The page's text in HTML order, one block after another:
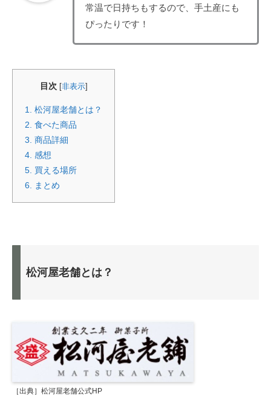
常温で日持ちもするので、手土産にも
ぴったりです！
目次 [非表示]
1.
松河屋老舗とは？
2. 食べた商品
3. 商品詳細
4. 感想
5. 買える場所
6.
まとめ
松河屋老舗とは？
［出典］松河屋老舗公式HP